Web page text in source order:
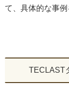
て、具体的な事例
TECLAST